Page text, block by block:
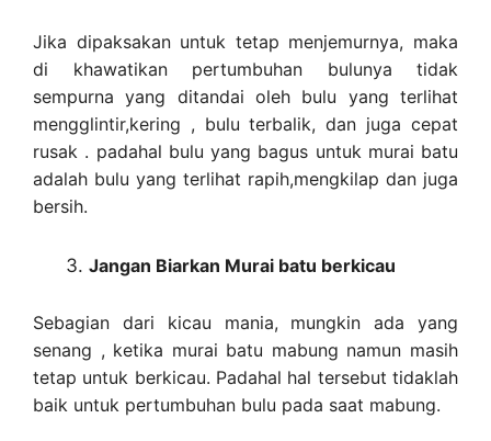
Jika dipaksakan untuk tetap menjemurnya, maka
di khawatikan pertumbuhan bulunya tidak
sempurna yang ditandai oleh bulu yang terlihat
mengglintir,kering , bulu terbalik, dan juga cepat
rusak . padahal bulu yang bagus untuk murai batu
adalah bulu yang terlihat rapih,mengkilap dan juga
bersih.
Jangan Biarkan Murai batu berkicau
Sebagian dari kicau mania, mungkin ada yang
senang , ketika murai batu mabung namun masih
tetap untuk berkicau. Padahal hal tersebut tidaklah
baik untuk pertumbuhan bulu pada saat mabung.